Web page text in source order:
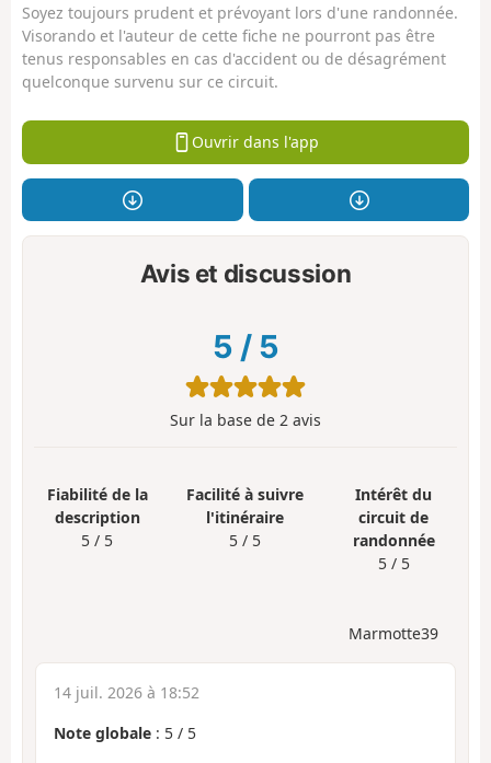
Soyez toujours prudent et prévoyant lors d'une randonnée.
Visorando et l'auteur de cette fiche ne pourront pas être
tenus responsables en cas d'accident ou de désagrément
quelconque survenu sur ce circuit.
Ouvrir dans l'app
Avis et discussion
5 / 5
Sur la base de 2 avis
Fiabilité de la
description
5 / 5
Facilité à suivre
l'itinéraire
5 / 5
Intérêt du
circuit de
randonnée
5 / 5
Marmotte39
14 juil. 2026 à 18:52
Note globale : 5 / 5